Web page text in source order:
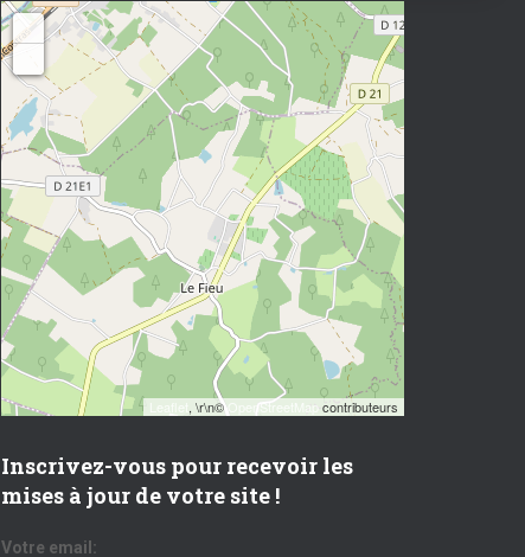
+
Leaflet, \r\n© OpenStreetMap contributeurs
Inscrivez-vous pour recevoir les
mises à jour de votre site !
Votre email: